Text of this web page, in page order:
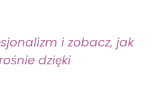
i zobacz, jak
dzięki